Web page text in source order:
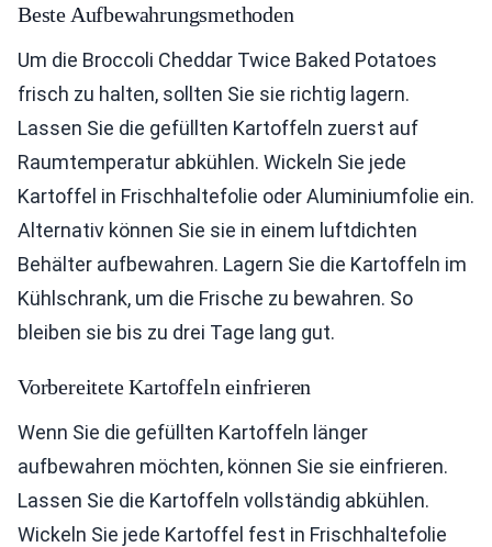
Beste Aufbewahrungsmethoden
Um die Broccoli Cheddar Twice Baked Potatoes
frisch zu halten, sollten Sie sie richtig lagern.
Lassen Sie die gefüllten Kartoffeln zuerst auf
Raumtemperatur abkühlen. Wickeln Sie jede
Kartoffel in Frischhaltefolie oder Aluminiumfolie ein.
Alternativ können Sie sie in einem luftdichten
Behälter aufbewahren. Lagern Sie die Kartoffeln im
Kühlschrank, um die Frische zu bewahren. So
bleiben sie bis zu drei Tage lang gut.
Vorbereitete Kartoffeln einfrieren
Wenn Sie die gefüllten Kartoffeln länger
aufbewahren möchten, können Sie sie einfrieren.
Lassen Sie die Kartoffeln vollständig abkühlen.
Wickeln Sie jede Kartoffel fest in Frischhaltefolie